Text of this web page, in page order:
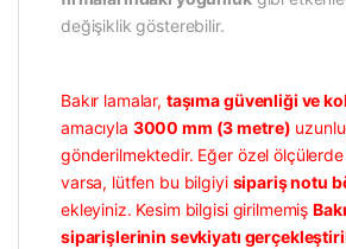
değişiklik gösterebilir.
Bakır lamalar, taşıma güvenliği ve
amacıyla 3000 mm (3 metre)
gönderilmektedir. Eğer özel
varsa, lütfen bu bilgiyi sipariş notu
ekleyiniz. Kesim bilgisi girilmemiş
siparişlerinin sevkiyatı